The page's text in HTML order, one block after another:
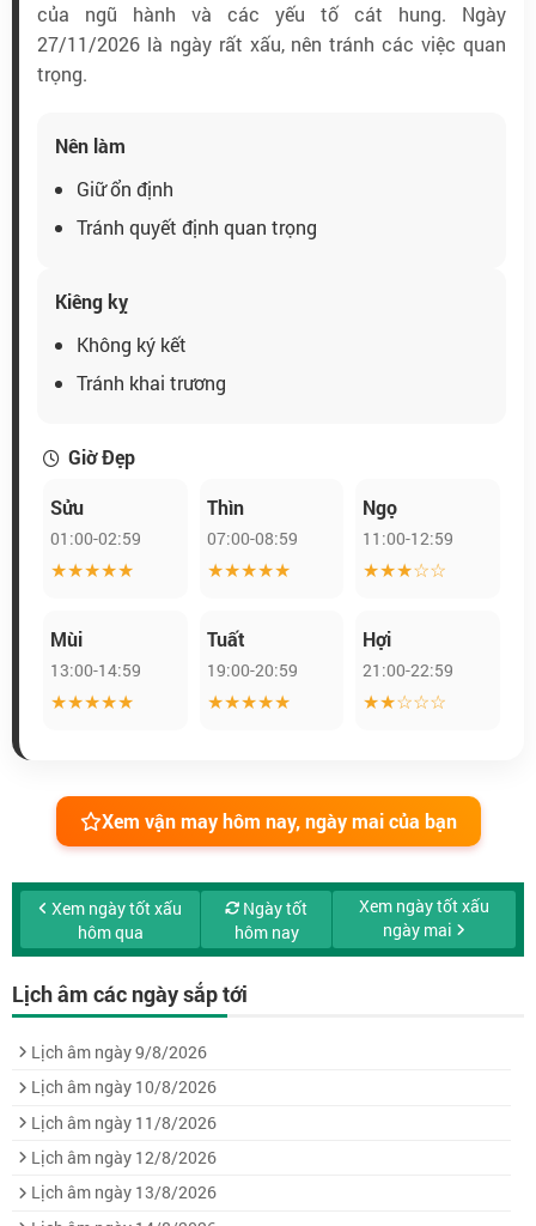
của ngũ hành và các yếu tố cát hung. Ngày
27/11/2026 là ngày rất xấu, nên tránh các việc quan
trọng.
Nên làm
Giữ ổn định
Tránh quyết định quan trọng
Kiêng kỵ
Không ký kết
Tránh khai trương
Giờ Đẹp
Sửu
01:00-02:59
★★★★★
Thìn
07:00-08:59
★★★★★
Ngọ
11:00-12:59
★★★☆☆
Mùi
13:00-14:59
★★★★★
Tuất
19:00-20:59
★★★★★
Hợi
21:00-22:59
★★☆☆☆
Xem vận may hôm nay, ngày mai của bạn
Xem ngày tốt xấu
hôm qua
Ngày tốt
hôm nay
Xem ngày tốt xấu
ngày mai
Lịch âm các ngày sắp tới
Lịch âm ngày 9/8/2026
Lịch âm ngày 10/8/2026
Lịch âm ngày 11/8/2026
Lịch âm ngày 12/8/2026
Lịch âm ngày 13/8/2026